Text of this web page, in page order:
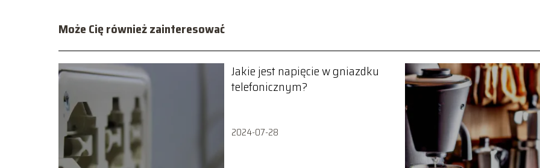
Może Cię również zainteresować
Jakie jest napięcie w gniazdku
telefonicznym?
2024-07-28